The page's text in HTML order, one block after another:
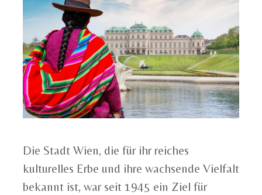
Die Stadt Wien, die für ihr reiches
kulturelles Erbe und ihre wachsende Vielfalt
bekannt ist, war seit 1945 ein Ziel für